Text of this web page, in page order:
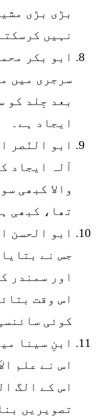
بڑی بڑی
نہیں
ابو بکر
سرجری میں
بعد جِلد کو
ایجاد ہے۔
ابو النّصر
آلہ ایجاد
والا کبھی
تھا، کبھی
ابو الحسن
جس نے
اور سمندر
اس وقت
کوئی
ابنِ سینا
اس نے علم
اس کے الگ
تصویریں